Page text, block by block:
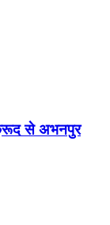
कुरूद से अभनपुर